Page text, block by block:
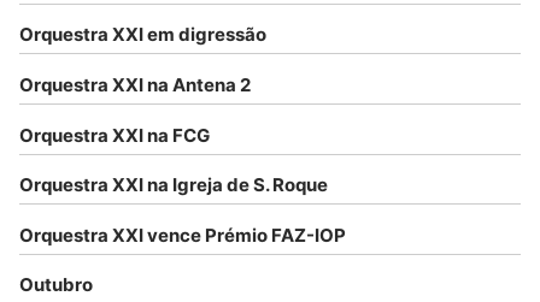
Orquestra XXI em digressão
Orquestra XXI na Antena 2
Orquestra XXI na FCG
Orquestra XXI na Igreja de S. Roque
Orquestra XXI vence Prémio FAZ-IOP
Outubro